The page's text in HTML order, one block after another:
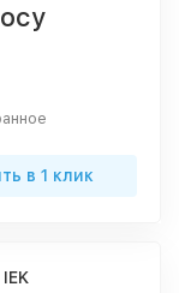
в 1 клик